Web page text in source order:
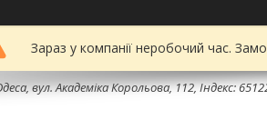
Зараз у компанії неробочий час.
вул. Академіка Корольова, 112, Індекс: